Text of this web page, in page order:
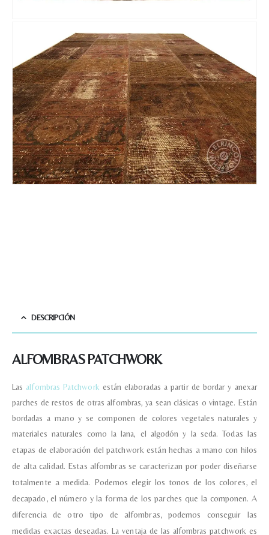
DESCRIPCIÓN
ALFOMBRAS PATCHWORK
Las alfombras Patchwork están elaboradas a partir de bordar y anexar
parches de restos de otras alfombras, ya sean clásicas o vintage. Están
bordadas a mano y se componen de colores vegetales naturales y
materiales naturales como la lana, el algodón y la seda.Todas las
etapas de elaboración del patchwork están hechas a mano con hilos
de alta calidad. Estas alfombras se caracterizan por poder diseñarse
totalmente a medida. Podemos elegir los tonos de los colores, el
decapado, el número y la forma de los parches que la componen. A
diferencia de otro tipo de alfombras, podemos conseguir las
medidas exactas deseadas.La ventaja de las alfombras patchwork es